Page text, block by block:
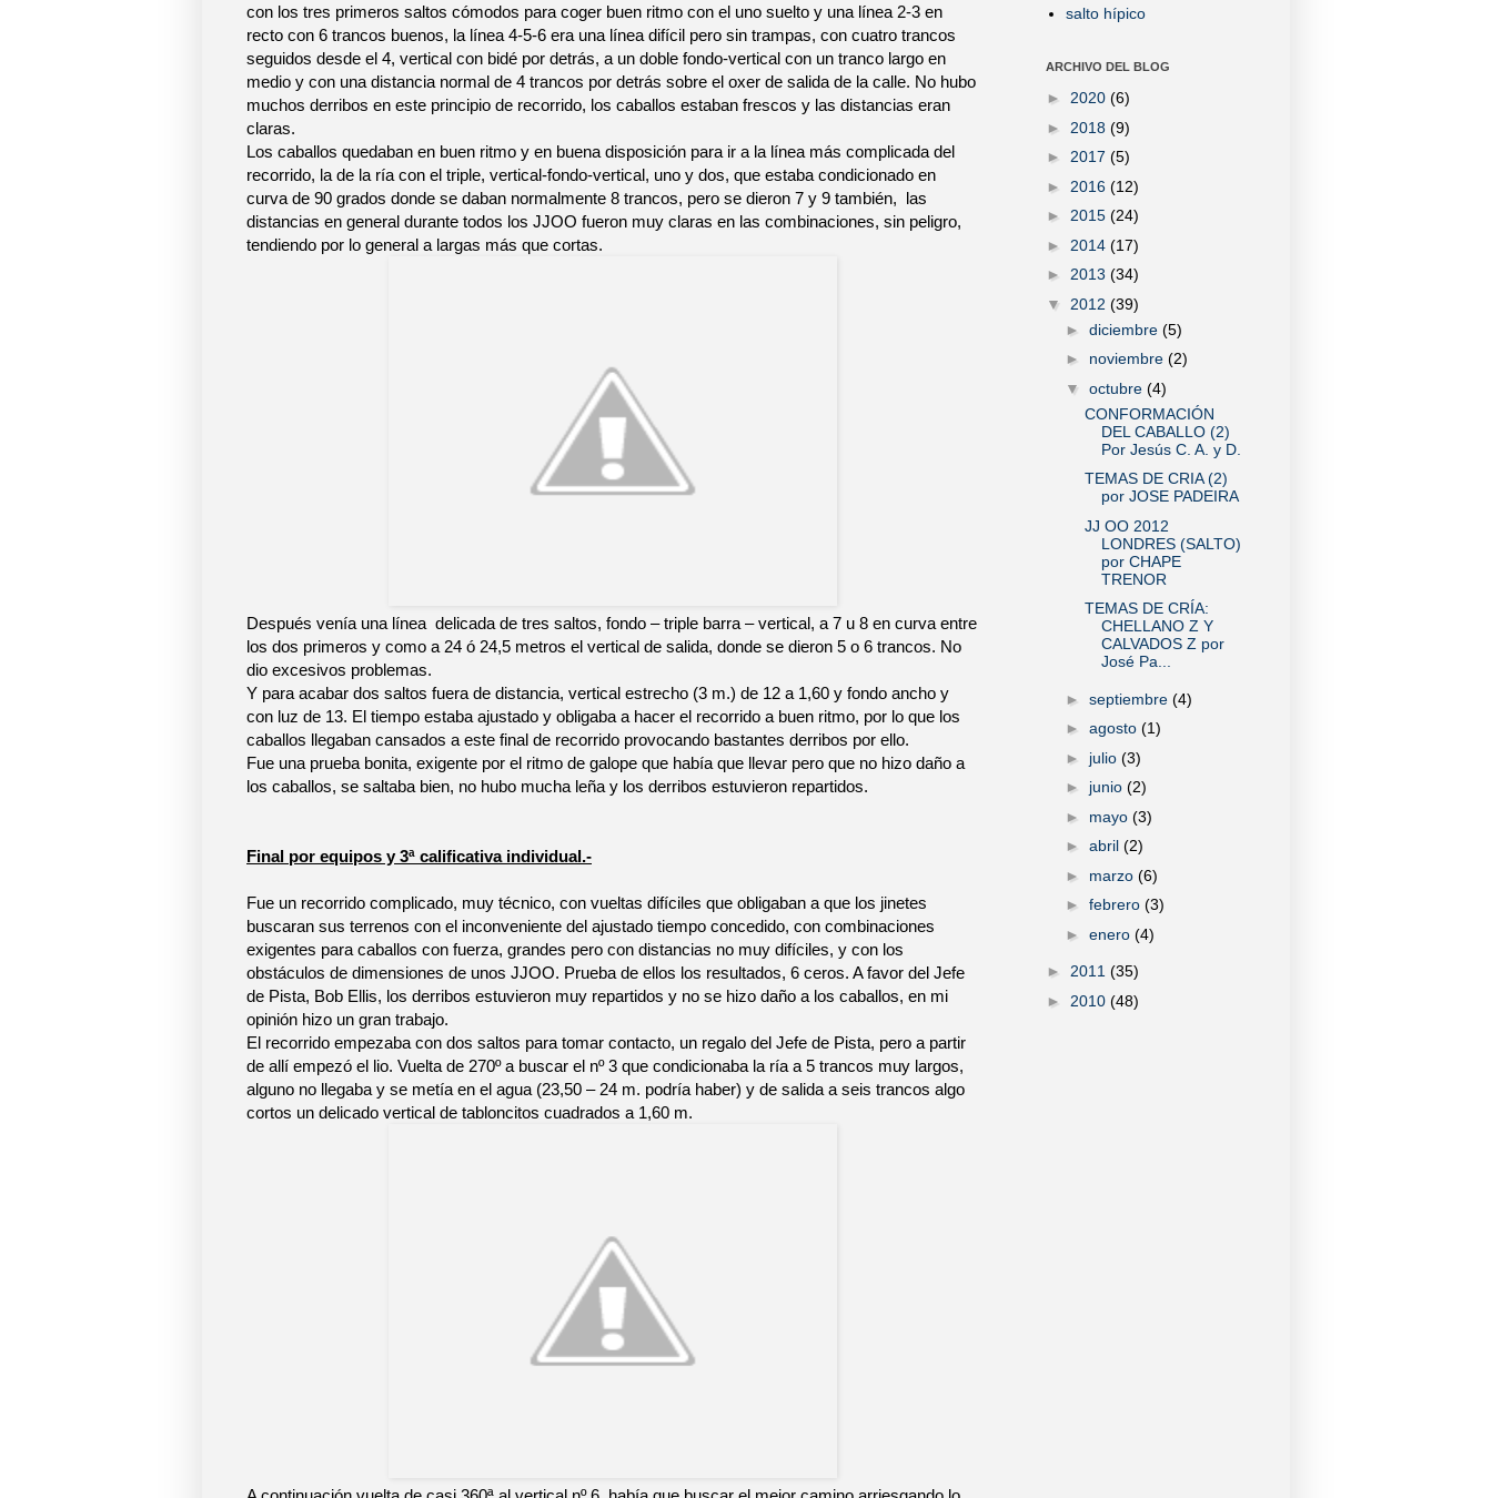
con los tres primeros saltos cómodos para coger buen ritmo con el uno suelto y una línea 2-3 en
recto con 6 trancos buenos, la línea 4-5-6 era una línea difícil pero sin trampas, con cuatro trancos
seguidos desde el 4, vertical con bidé por detrás, a un doble fondo-vertical con un tranco largo en
medio y con una distancia normal de 4 trancos por detrás sobre el oxer de salida de la calle. No hubo
muchos derribos en este principio de recorrido, los caballos estaban frescos y las distancias eran
claras.
Los caballos quedaban en buen ritmo y en buena disposición para ir a la línea más complicada del
recorrido, la de la ría con el triple, vertical-fondo-vertical, uno y dos, que estaba condicionado en
curva de 90 grados donde se daban normalmente 8 trancos, pero se dieron 7 y 9 también, las
distancias en general durante todos los JJOO fueron muy claras en las combinaciones, sin peligro,
tendiendo por lo general a largas más que cortas.
Después venía una línea delicada de tres saltos, fondo – triple barra – vertical, a 7 u 8 en curva entre
los dos primeros y como a 24 ó 24,5 metros el vertical de salida, donde se dieron 5 o 6 trancos. No
dio excesivos problemas.
Y para acabar dos saltos fuera de distancia, vertical estrecho (3 m.) de 12 a 1,60 y fondo ancho y
con luz de 13. El tiempo estaba ajustado y obligaba a hacer el recorrido a buen ritmo, por lo que los
caballos llegaban cansados a este final de recorrido provocando bastantes derribos por ello.
Fue una prueba bonita, exigente por el ritmo de galope que había que llevar pero que no hizo daño a
los caballos, se saltaba bien, no hubo mucha leña y los derribos estuvieron repartidos.
Final por equipos y 3ª calificativa individual.-
Fue un recorrido complicado, muy técnico, con vueltas difíciles que obligaban a que los jinetes
buscaran sus terrenos con el inconveniente del ajustado tiempo concedido, con combinaciones
exigentes para caballos con fuerza, grandes pero con distancias no muy difíciles, y con los
obstáculos de dimensiones de unos JJOO. Prueba de ellos los resultados, 6 ceros. A favor del Jefe
de Pista, Bob Ellis, los derribos estuvieron muy repartidos y no se hizo daño a los caballos, en mi
opinión hizo un gran trabajo.
El recorrido empezaba con dos saltos para tomar contacto, un regalo del Jefe de Pista, pero a partir
de allí empezó el lio. Vuelta de 270º a buscar el nº 3 que condicionaba la ría a 5 trancos muy largos,
alguno no llegaba y se metía en el agua (23,50 – 24 m. podría haber) y de salida a seis trancos algo
cortos un delicado vertical de tabloncitos cuadrados a 1,60 m.
salto hípico
ARCHIVO DEL BLOG
► 2020 (6)
► 2018 (9)
► 2017 (5)
► 2016 (12)
► 2015 (24)
► 2014 (17)
► 2013 (34)
▼ 2012 (39)
► diciembre (5)
► noviembre (2)
▼ octubre (4)
CONFORMACIÓN
DEL CABALLO (2)
Por Jesús C. A. y D.
TEMAS DE CRIA (2)
por JOSE PADEIRA
JJ OO 2012
LONDRES (SALTO)
por CHAPE
TRENOR
TEMAS DE CRÍA:
CHELLANO Z Y
CALVADOS Z por
José Pa...
► septiembre (4)
► agosto (1)
► julio (3)
► junio (2)
► mayo (3)
► abril (2)
► marzo (6)
► febrero (3)
► enero (4)
► 2011 (35)
► 2010 (48)